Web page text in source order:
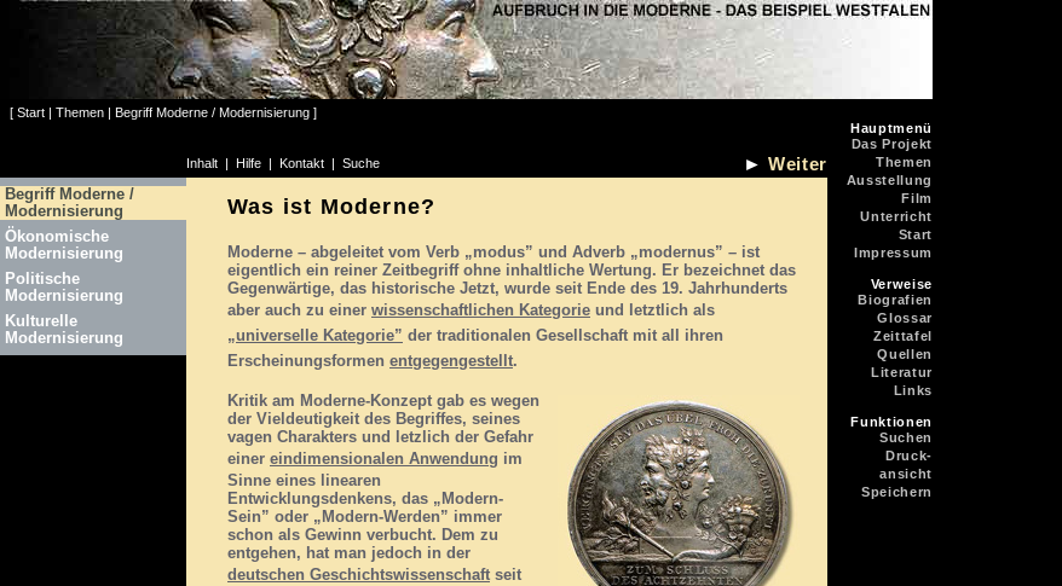
[ Start | Themen | Begriff Moderne / Modernisierung ]
Hauptmenü
Das Projekt
Themen
Ausstellung
Film
Unterricht
Start
Impressum
Verweise
Biografien
Glossar
Zeittafel
Quellen
Literatur
Links
Funktionen
Suchen
Druck-
ansicht
Speichern
Inhalt | Hilfe | Kontakt | Suche ► Weiter
Begriff Moderne /
Modernisierung
Ökonomische
Modernisierung
Politische
Modernisierung
Kulturelle
Modernisierung
Was ist Moderne?
Moderne – abgeleitet vom Verb „modus” und Adverb „modernus” – ist
eigentlich ein reiner Zeitbegriff ohne inhaltliche Wertung. Er bezeichnet das
Gegenwärtige, das historische Jetzt, wurde seit Ende des 19. Jahrhunderts
aber auch zu einer wissenschaftlichen Kategorie und letztlich als
„universelle Kategorie” der traditionalen Gesellschaft mit all ihren
Erscheinungsformen entgegengestellt.
Kritik am Moderne-Konzept gab es wegen
der Vieldeutigkeit des Begriffes, seines
vagen Charakters und letzlich der Gefahr
einer eindimensionalen Anwendung im
Sinne eines linearen
Entwicklungsdenkens, das „Modern-
Sein” oder „Modern-Werden” immer
schon als Gewinn verbucht. Dem zu
entgehen, hat man jedoch in der
deutschen Geschichtswissenschaft seit